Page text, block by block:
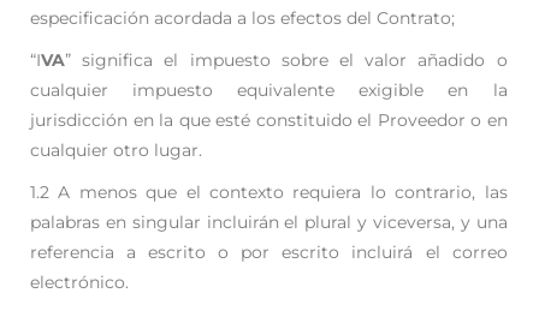
especificación acordada a los efectos del Contrato;
“IVA” significa el impuesto sobre el valor añadido o
cualquier impuesto equivalente exigible en la
jurisdicción en la que esté constituido el Proveedor o en
cualquier otro lugar.
1.2 A menos que el contexto requiera lo contrario, las
palabras en singular incluirán el plural y viceversa, y una
referencia a escrito o por escrito incluirá el correo
electrónico.